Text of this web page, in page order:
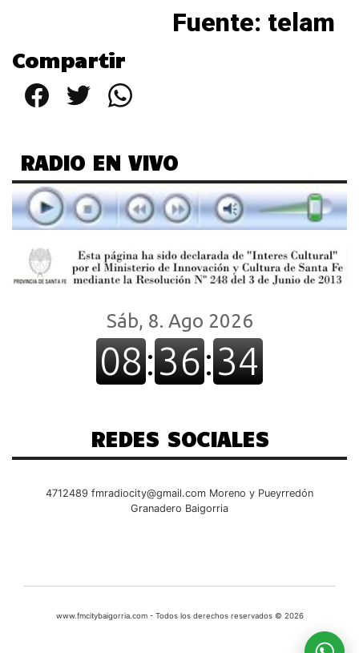
Fuente: telam
Compartir
FacebookTwitterWhatsApp
RADIO EN VIVO
REDES SOCIALES
4712489 fmradiocity@gmail.com Moreno y Pueyrredón
Granadero Baigorria
www.fmcitybaigorria.com - Todos los derechos reservados © 2026